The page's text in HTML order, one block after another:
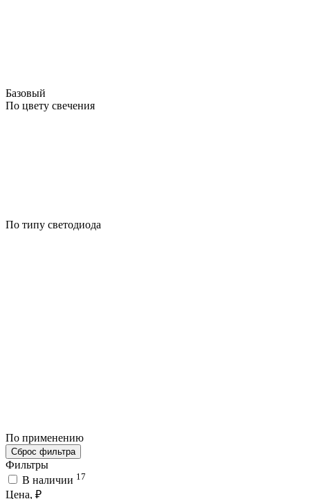
Базовый
По цвету свечения
По типу светодиода
По применению
Сброс фильтра
Фильтры
В наличии 17
Цена, ₽